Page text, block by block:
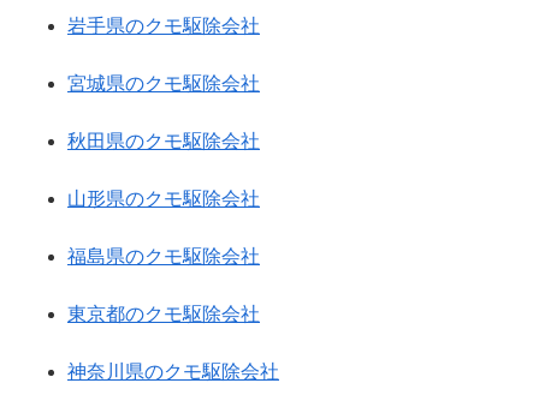
岩手県のクモ駆除会社
宮城県のクモ駆除会社
秋田県のクモ駆除会社
山形県のクモ駆除会社
福島県のクモ駆除会社
東京都のクモ駆除会社
神奈川県のクモ駆除会社